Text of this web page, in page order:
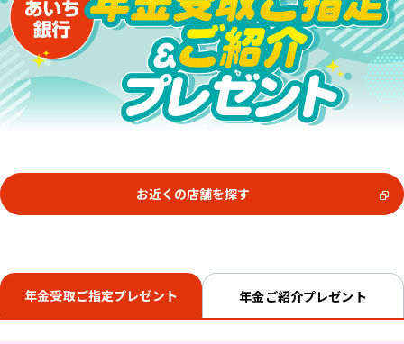
お近くの店舗を探す
年金受取ご指定プレゼント 年金ご紹介プレゼント